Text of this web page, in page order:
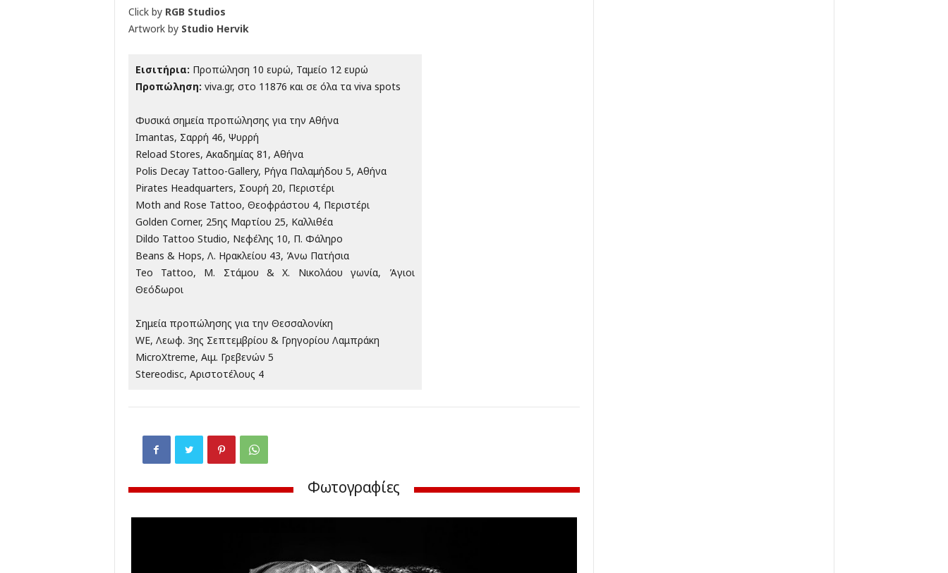
Click by RGB Studios
Artwork by Studio Hervik
Εισιτήρια: Προπώληση 10 ευρώ, Ταμείο 12 ευρώ
Προπώληση: viva.gr, στο 11876 και σε όλα τα viva spots
Φυσικά σημεία προπώλησης για την Αθήνα
Imantas, Σαρρή 46, Ψυρρή
Reload Stores, Ακαδημίας 81, Αθήνα
Polis Decay Tattoo-Gallery, Ρήγα Παλαμήδου 5, Αθήνα
Pirates Headquarters, Σουρή 20, Περιστέρι
Moth and Rose Tattoo, Θεοφράστου 4, Περιστέρι
Golden Corner, 25ης Μαρτίου 25, Καλλιθέα
Dildo Tattoo Studio, Νεφέλης 10, Π. Φάληρο
Beans & Hops, Λ. Ηρακλείου 43, Άνω Πατήσια
Teo Tattoo, Μ. Στάμου & Χ. Νικολάου γωνία, Άγιοι
Θεόδωροι
Σημεία προπώλησης για την Θεσσαλονίκη
WE, Λεωφ. 3ης Σεπτεμβρίου & Γρηγορίου Λαμπράκη
MicroXtreme, Αιμ. Γρεβενών 5
Stereodisc, Αριστοτέλους 4
Φωτογραφίες